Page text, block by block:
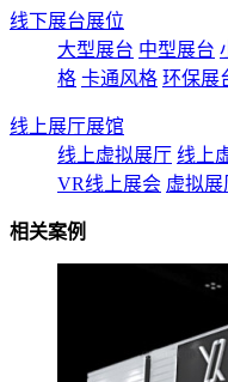
线下展台展位
大型展台 中型展台
格 卡通风格 环保展
线上展厅展馆
线上虚拟展厅 线上
VR线上展会 虚拟展
相关案例